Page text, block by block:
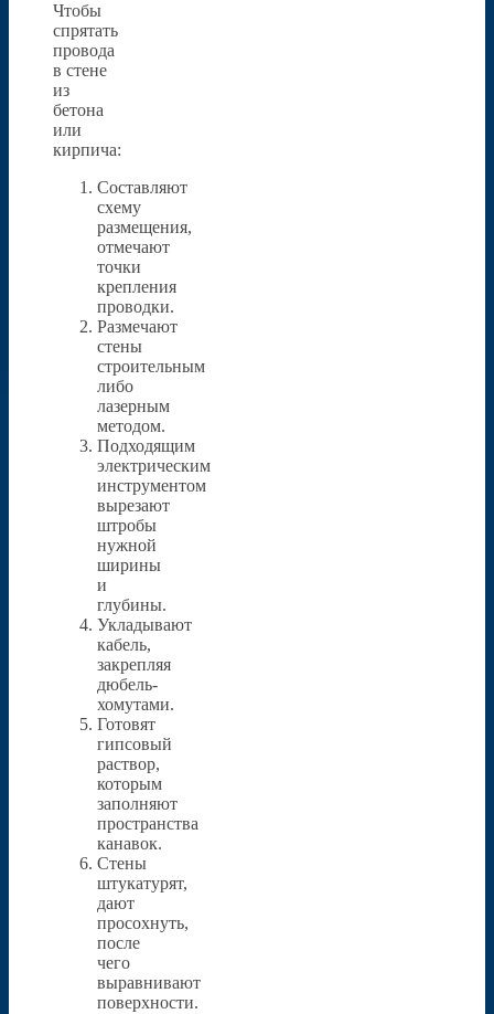
Чтобы
спрятать
провода
в стене
из
бетона
или
кирпича:
Составляют
схему
размещения,
отмечают
точки
крепления
проводки.
Размечают
стены
строительным
либо
лазерным
методом.
Подходящим
электрическим
инструментом
вырезают
штробы
нужной
ширины
и
глубины.
Укладывают
кабель,
закрепляя
дюбель-
хомутами.
Готовят
гипсовый
раствор,
которым
заполняют
пространства
канавок.
Стены
штукатурят,
дают
просохнуть,
после
чего
выравнивают
поверхности.